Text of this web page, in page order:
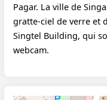
Pagar. La ville de
gratte-ciel de verre et
Singtel Building, qui
webcam.